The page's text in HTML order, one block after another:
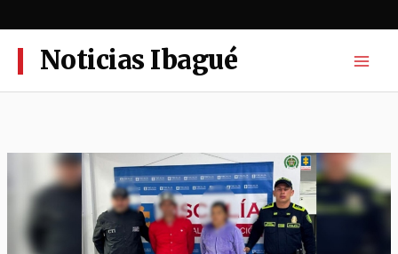
al
contenidoNoticias Ibagué